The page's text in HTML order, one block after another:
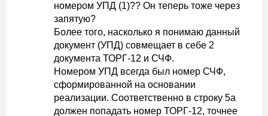
номером УПД (1)?? Он теперь тоже через
запятую?
Более того, насколько я понимаю данный
документ (УПД) совмещает в себе 2
документа ТОРГ-12 и СЧФ.
Номером УПД всегда был номер СЧФ,
сформированной на основании
реализации. Соответственно в строку 5а
должен попадать номер ТОРГ-12, точнее